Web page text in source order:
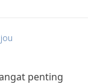
penting